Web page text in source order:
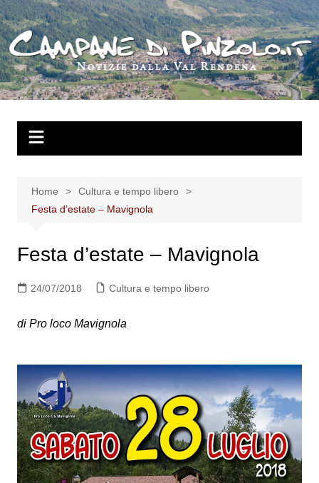
Salta
al
contenuto
Home
Cultura e tempo libero
Festa d’estate – Mavignola
Festa d’estate – Mavignola
24/07/2018 Cultura e tempo libero
di Pro loco Mavignola